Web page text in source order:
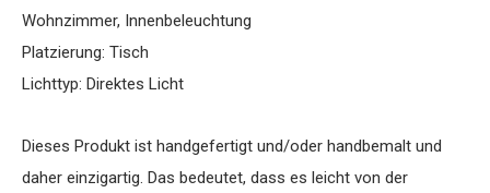
Wohnzimmer, Innenbeleuchtung
Platzierung: Tisch
Lichttyp: Direktes Licht
Dieses Produkt ist handgefertigt und/oder handbemalt und
daher einzigartig. Das bedeutet, dass es leicht von der